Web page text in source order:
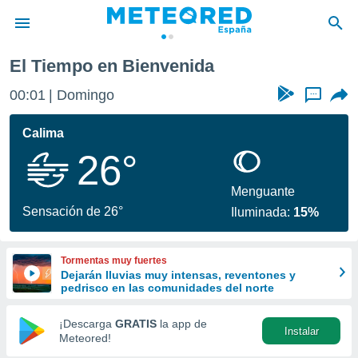
de
por
que se
calidad.
a este
las
y
forma
digital
basada
El Tiempo en Bienvenida
00:01 Domingo ...
Calima
26°
Sensación de 26°
Menguante
Iluminada: 15%
Tormentas muy fuertes
Dejarán lluvias muy intensas, reventones y
pedrisco en las comunidades del norte
¡Descarga GRATIS la app de
Meteored!
Instalar